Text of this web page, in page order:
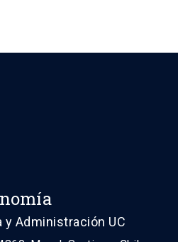
y Administración UC